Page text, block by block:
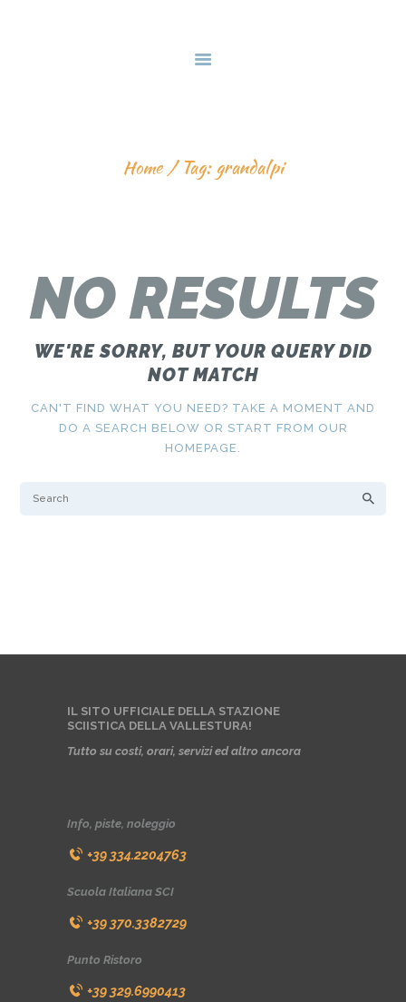
Home Tag: grandalpi
A L’UBAC
CONTATTI
NO RESULTS
WE'RE SORRY, BUT YOUR QUERY DID
NOT MATCH
CAN'T FIND WHAT YOU NEED? TAKE A MOMENT AND
DO A SEARCH BELOW OR START FROM OUR
HOMEPAGE .
IL SITO UFFICIALE DELLA STAZIONE
SCIISTICA DELLA VALLESTURA!
Tutto su costi, orari, servizi ed altro ancora
Info, piste, noleggio
+39 334.2204763
Scuola Italiana SCI
+39 370.3382729
Punto Ristoro
+39 329.6990413